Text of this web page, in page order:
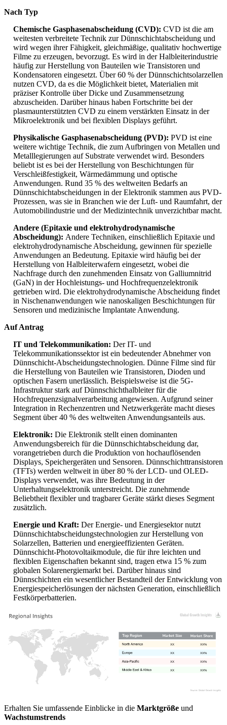
Nach Typ
Chemische Gasphasenabscheidung (CVD): CVD ist die am
weitesten verbreitete Technik zur Dünnschichtabscheidung und
wird wegen ihrer Fähigkeit, gleichmäßige, qualitativ hochwertige
Filme zu erzeugen, bevorzugt. Es wird in der Halbleiterindustrie
häufig zur Herstellung von Bauteilen wie Transistoren und
Kondensatoren eingesetzt. Über 60 % der Dünnschichtsolarzellen
nutzen CVD, da es die Möglichkeit bietet, Materialien mit
präziser Kontrolle über Dicke und Zusammensetzung
abzuscheiden. Darüber hinaus haben Fortschritte bei der
plasmaunterstützten CVD zu einem verstärkten Einsatz in der
Mikroelektronik und bei flexiblen Displays geführt.
Physikalische Gasphasenabscheidung (PVD): PVD ist eine
weitere wichtige Technik, die zum Aufbringen von Metallen und
Metalllegierungen auf Substrate verwendet wird. Besonders
beliebt ist es bei der Herstellung von Beschichtungen für
Verschleißfestigkeit, Wärmedämmung und optische
Anwendungen. Rund 35 % des weltweiten Bedarfs an
Dünnschichtabscheidungen in der Elektronik stammen aus PVD-
Prozessen, was sie in Branchen wie der Luft- und Raumfahrt, der
Automobilindustrie und der Medizintechnik unverzichtbar macht.
Andere (Epitaxie und elektrohydrodynamische
Abscheidung): Andere Techniken, einschließlich Epitaxie und
elektrohydrodynamische Abscheidung, gewinnen für spezielle
Anwendungen an Bedeutung. Epitaxie wird häufig bei der
Herstellung von Halbleiterwafern eingesetzt, wobei die
Nachfrage durch den zunehmenden Einsatz von Galliumnitrid
(GaN) in der Hochleistungs- und Hochfrequenzelektronik
getrieben wird. Die elektrohydrodynamische Abscheidung findet
in Nischenanwendungen wie nanoskaligen Beschichtungen für
Sensoren und medizinische Implantate Anwendung.
Auf Antrag
IT und Telekommunikation: Der IT- und
Telekommunikationssektor ist ein bedeutender Abnehmer von
Dünnschicht-Abscheidungstechnologien. Dünne Filme sind für
die Herstellung von Bauteilen wie Transistoren, Dioden und
optischen Fasern unerlässlich. Beispielsweise ist die 5G-
Infrastruktur stark auf Dünnschichthalbleiter für die
Hochfrequenzsignalverarbeitung angewiesen. Aufgrund seiner
Integration in Rechenzentren und Netzwerkgeräte macht dieses
Segment über 40 % des weltweiten Anwendungsanteils aus.
Elektronik: Die Elektronik stellt einen dominanten
Anwendungsbereich für die Dünnschichtabscheidung dar,
vorangetrieben durch die Produktion von hochauflösenden
Displays, Speichergeräten und Sensoren. Dünnschichttransistoren
(TFTs) werden weltweit in über 80 % der LCD- und OLED-
Displays verwendet, was ihre Bedeutung in der
Unterhaltungselektronik unterstreicht. Die zunehmende
Beliebtheit flexibler und tragbarer Geräte stärkt dieses Segment
zusätzlich.
Energie und Kraft: Der Energie- und Energiesektor nutzt
Dünnschichtabscheidungstechnologien zur Herstellung von
Solarzellen, Batterien und energieeffizienten Geräten.
Dünnschicht-Photovoltaikmodule, die für ihre leichten und
flexiblen Eigenschaften bekannt sind, tragen etwa 15 % zum
globalen Solarenergiemarkt bei. Darüber hinaus sind
Dünnschichten ein wesentlicher Bestandteil der Entwicklung von
Energiespeicherlösungen der nächsten Generation, einschließlich
Festkörperbatterien.
XX%
XX
XX%
XX
XX%
XX
XX%
XX
Erhalten Sie umfassende Einblicke in die Marktgröße und
Wachstumstrends